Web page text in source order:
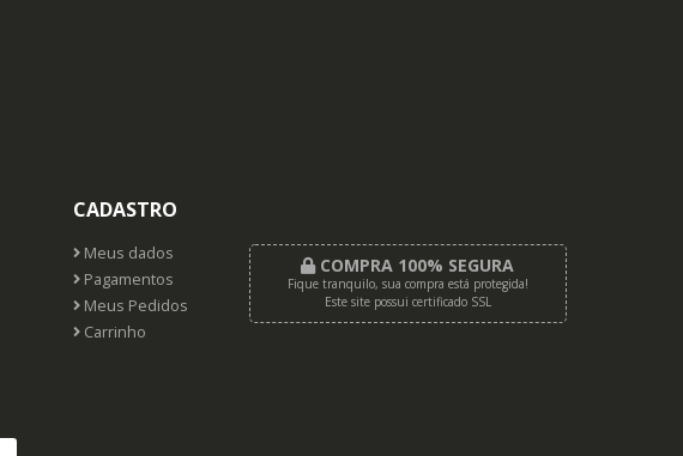
CADASTRO
Meus dados
Pagamentos
Meus Pedidos
Carrinho
COMPRA 100% SEGURA
Fique tranquilo, sua compra está protegida!
Este site possui certificado SSL